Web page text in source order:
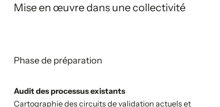
Mise en œuvre dans une collectivité
Phase de préparation
Audit des processus existants
Cartographie des circuits de validation actuels et